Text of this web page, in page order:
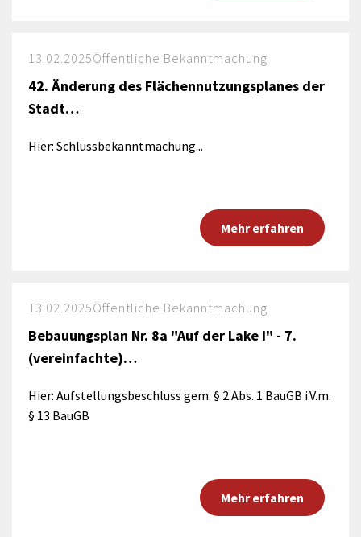
13.02.2025Öffentliche Bekanntmachung
42. Änderung des Flächennutzungsplanes der
Stadt…
Hier: Schlussbekanntmachung...
Mehr erfahren
13.02.2025Öffentliche Bekanntmachung
Bebauungsplan Nr. 8a "Auf der Lake I" - 7.
(vereinfachte)…
Hier: Aufstellungsbeschluss gem. § 2 Abs. 1 BauGB i.V.m.
§ 13 BauGB
Mehr erfahren